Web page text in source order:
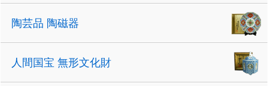
陶芸品 陶磁器
人間国宝 無形文化財